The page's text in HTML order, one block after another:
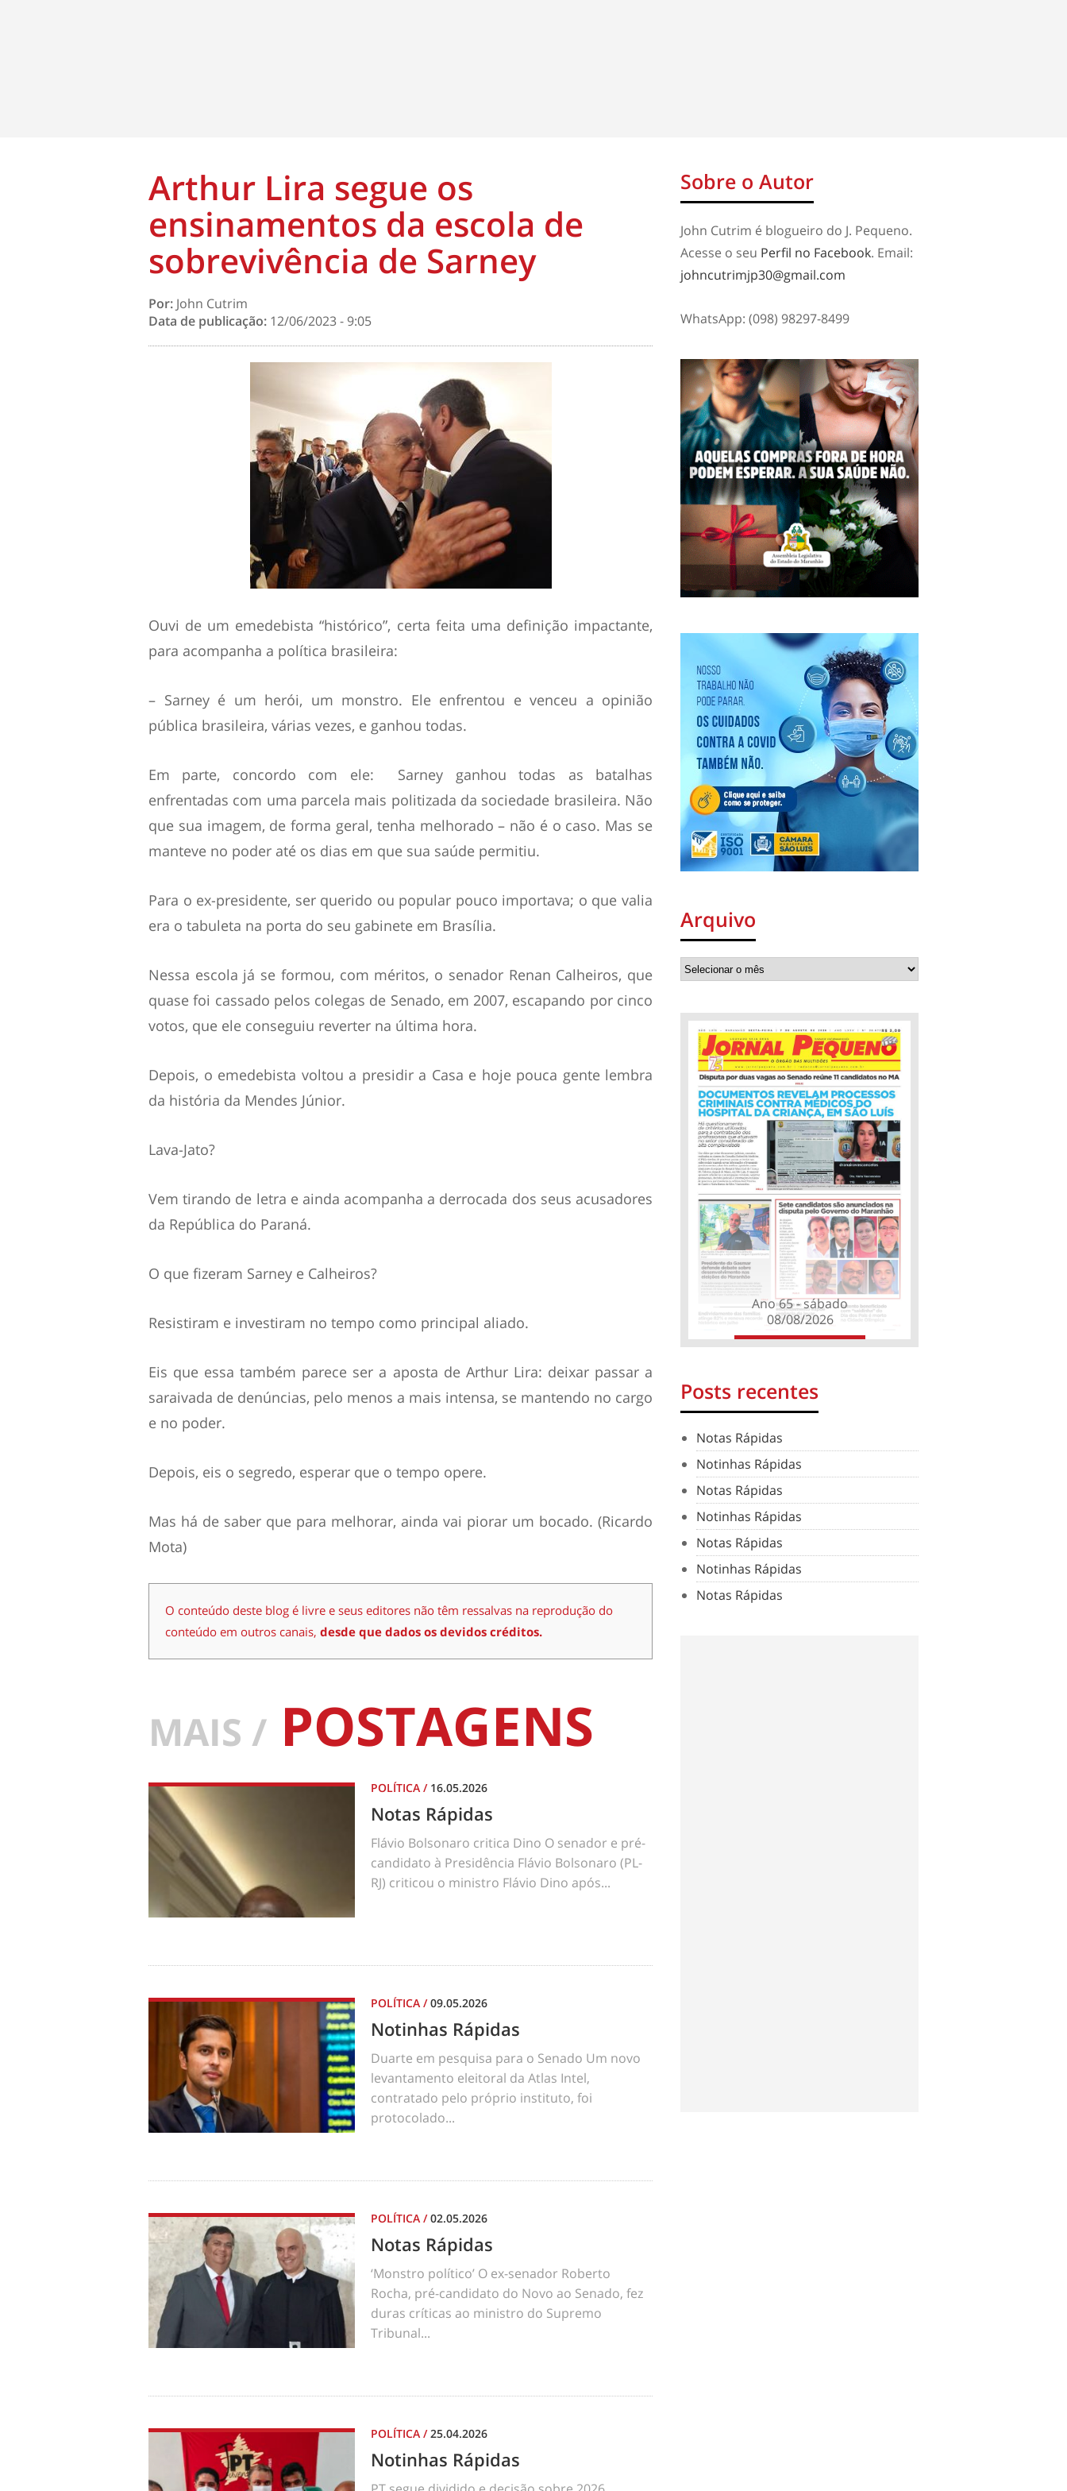
Arthur Lira segue os
ensinamentos da escola de
sobrevivência de Sarney
Por: John Cutrim
Data de publicação: 12/06/2023 - 9:05
Ouvi de um emedebista “histórico”, certa feita uma definição impactante,
para acompanha a política brasileira:
– Sarney é um herói, um monstro. Ele enfrentou e venceu a opinião
pública brasileira, várias vezes, e ganhou todas.
Em parte, concordo com ele: Sarney ganhou todas as batalhas
enfrentadas com uma parcela mais politizada da sociedade brasileira. Não
que sua imagem, de forma geral, tenha melhorado – não é o caso. Mas se
manteve no poder até os dias em que sua saúde permitiu.
Para o ex-presidente, ser querido ou popular pouco importava; o que valia
era o tabuleta na porta do seu gabinete em Brasília.
Nessa escola já se formou, com méritos, o senador Renan Calheiros, que
quase foi cassado pelos colegas de Senado, em 2007, escapando por cinco
votos, que ele conseguiu reverter na última hora.
Depois, o emedebista voltou a presidir a Casa e hoje pouca gente lembra
da história da Mendes Júnior.
Lava-Jato?
Vem tirando de letra e ainda acompanha a derrocada dos seus acusadores
da República do Paraná.
O que fizeram Sarney e Calheiros?
Resistiram e investiram no tempo como principal aliado.
Eis que essa também parece ser a aposta de Arthur Lira: deixar passar a
saraivada de denúncias, pelo menos a mais intensa, se mantendo no cargo
e no poder.
Depois, eis o segredo, esperar que o tempo opere.
Mas há de saber que para melhorar, ainda vai piorar um bocado. (Ricardo
Mota)
O conteúdo deste blog é livre e seus editores não têm ressalvas na reprodução do
conteúdo em outros canais, desde que dados os devidos créditos.
MAIS / POSTAGENS
POLÍTICA / 16.05.2026
Notas Rápidas
Flávio Bolsonaro critica Dino O senador e pré-
candidato à Presidência Flávio Bolsonaro (PL-
RJ) criticou o ministro Flávio Dino após...
POLÍTICA /09.05.2026
Notinhas Rápidas
Duarte em pesquisa para o Senado Um novo
levantamento eleitoral da Atlas Intel,
contratado pelo próprio instituto, foi
protocolado...
POLÍTICA /02.05.2026
Notas Rápidas
‘Monstro político’ O ex-senador Roberto
Rocha, pré-candidato do Novo ao Senado, fez
duras críticas ao ministro do Supremo
Tribunal...
POLÍTICA /25.04.2026
Notinhas Rápidas
Sobre o Autor
John Cutrim é blogueiro do J. Pequeno.
Acesse o seu Perfil no Facebook. Email:
johncutrimjp30@gmail.com
WhatsApp: (098) 98297-8499
Arquivo
Ano 65 - sábado
08/08/2026
Posts recentes
Notas Rápidas
Notinhas Rápidas
Notas Rápidas
Notinhas Rápidas
Notas Rápidas
Notinhas Rápidas
Notas Rápidas